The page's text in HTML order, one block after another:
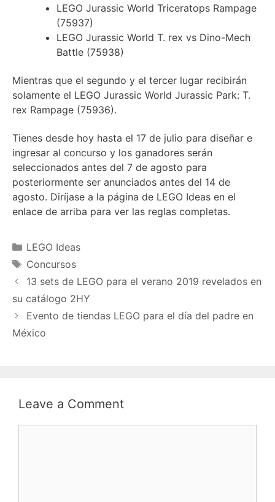
LEGO Jurassic World Triceratops Rampage
(75937)
LEGO Jurassic World T. rex vs Dino-Mech
Battle (75938)
Mientras que el segundo y el tercer lugar recibirán
solamente el LEGO Jurassic World Jurassic Park: T.
rex Rampage (75936).
Tienes desde hoy hasta el 17 de julio para diseñar e
ingresar al concurso y los ganadores serán
seleccionados antes del 7 de agosto para
posteriormente ser anunciados antes del 14 de
agosto. Diríjase a la página de LEGO Ideas en el
enlace de arriba para ver las reglas completas.
Categories
LEGO Ideas
Tags
Concursos
13 sets de LEGO para el verano 2019 revelados en
su catálogo 2HY
Evento de tiendas LEGO para el día del padre en
México
Leave a Comment